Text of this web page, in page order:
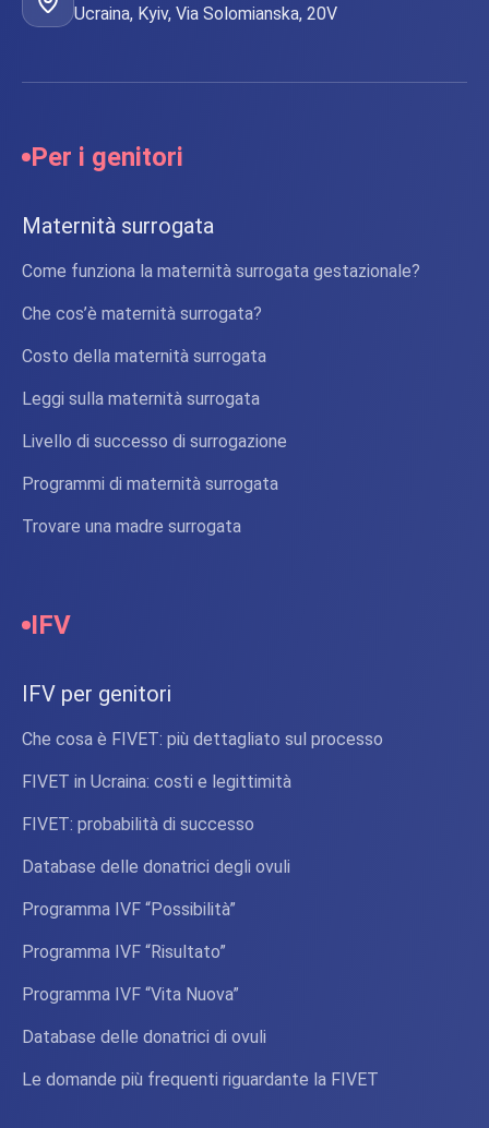
Ucraina, Kyiv, Via Solomianska, 20V
Per i genitori
Maternità surrogata
Come funziona la maternità surrogata gestazionale?
Che cos’è maternità surrogata?
Costo della maternità surrogata
Leggi sulla maternità surrogata
Livello di successo di surrogazione
Programmi di maternità surrogata
Trovare una madre surrogata
IFV
IFV per genitori
Che cosa è FIVET: più dettagliato sul processo
FIVET in Ucraina: costi e legittimità
FIVET: probabilità di successo
Database delle donatrici degli ovuli
Programma IVF “Possibilità”
Programma IVF “Risultato”
Programma IVF “Vita Nuova”
Database delle donatrici di ovuli
Le domande più frequenti riguardante la FIVET